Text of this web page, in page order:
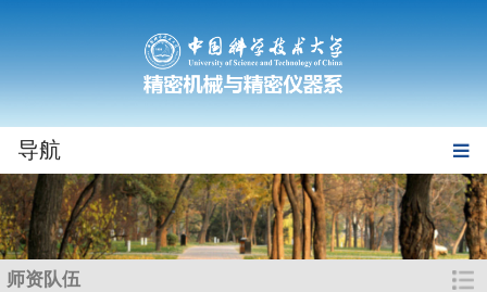
导航
师资队伍